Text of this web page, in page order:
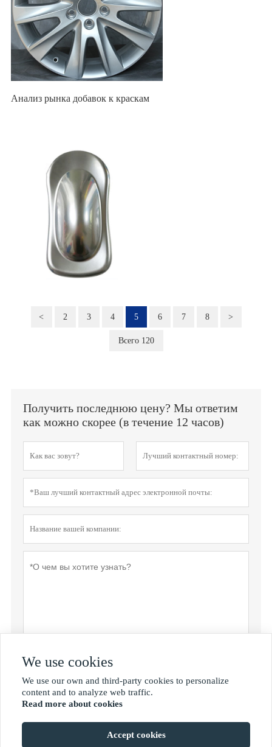
Анализ рынка добавок к краскам
< 2 3 4 5 6 7 8 >
Всего 120
Получить последнюю цену? Мы ответим
как можно скорее (в течение 12 часов)
We use cookies
We use our own and third-party cookies to personalize
content and to analyze web traffic.
Read more about cookies
Accept cookies